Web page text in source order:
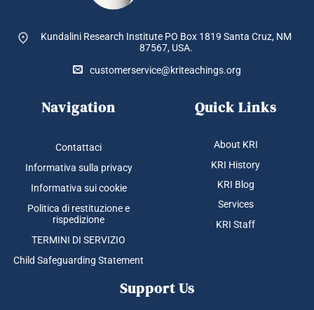
Kundalini Research Institute PO Box 1819 Santa Cruz, NM
87567, USA.
customerservice@kriteachings.org
Navigation
Contattaci
Informativa sulla privacy
Informativa sui cookie
Politica di restituzione e
rispedizione
TERMINI DI SERVIZIO
Child Safeguarding Statement
Quick Links
About KRI
KRI History
KRI Blog
Services
KRI Staff
Support Us